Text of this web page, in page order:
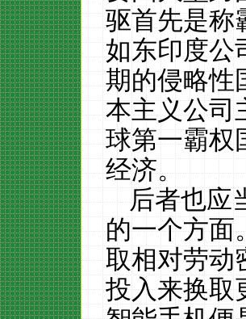
驱首先是称
如东印度公
期的侵略性
本主义公司
球第一霸权
经济。
后者也应
的一个方面
取相对劳动
投入来换取